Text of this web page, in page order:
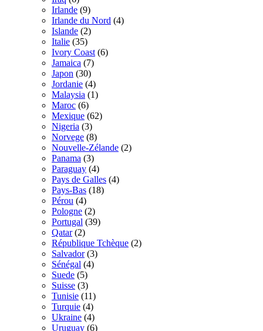
Irlande (9)
Irlande du Nord (4)
Islande (2)
Italie (35)
Ivory Coast (6)
Jamaica (7)
Japon (30)
Jordanie (4)
Malaysia (1)
Maroc (6)
Mexique (62)
Nigeria (3)
Norvege (8)
Nouvelle-Zélande (2)
Panama (3)
Paraguay (4)
Pays de Galles (4)
Pays-Bas (18)
Pérou (4)
Pologne (2)
Portugal (39)
Qatar (2)
République Tchèque (2)
Salvador (3)
Sénégal (4)
Suede (5)
Suisse (3)
Tunisie (11)
Turquie (4)
Ukraine (4)
Uruguay (6)